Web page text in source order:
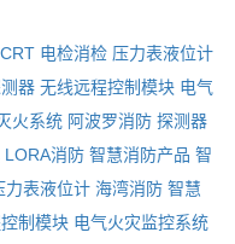
电检消检 压力表液位计
器 无线远程控制模块 电气
火系统 阿波罗消防 探测器
LORA消防 智慧消防产品 智
力表液位计 海湾消防 智慧
制模块 电气火灾监控系统